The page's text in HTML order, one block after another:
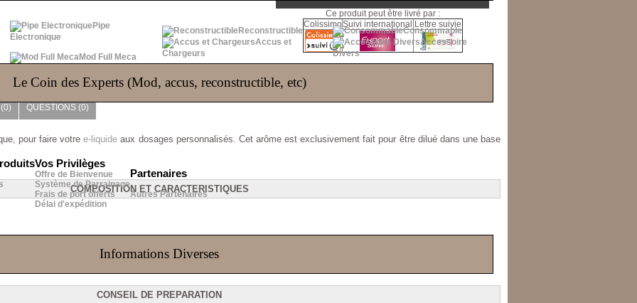
Pipe
Electronique
Mod Full Meca
Reconstructible
Accus et
Chargeurs
Consommable
Accessoire
Divers
Le Coin des Experts (Mod, accus, reconstructible, etc)
Vos Privilèges
Offre de Bienvenue
Système de Parrainage
Frais de port offerts
Délai d'expédition
Partenaires
Autres Partenaires
Informations Diverses
Ce produit peut être livré par :
ColissimoSuivi international Lettre suivie
QUESTIONS (0)
pour faire votree-liquide aux dosages personnalisés. Cet arôme est exclusivement fait pour être dilué dans une base
COMPOSITION ET CARACTERISTIQUES
CONSEIL DE PREPARATION